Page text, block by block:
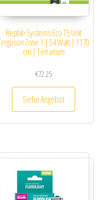
Reptile Systems Eco T5 Unit
Zone 1 | 54 Watt | 1170
cm | Terrarium
€72.25
Siehe Angebot